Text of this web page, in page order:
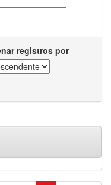
registros por